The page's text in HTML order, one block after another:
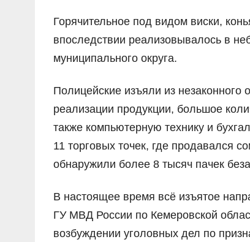
Горячительное под видом виски,
впоследствии реализовывалось в
муниципального округа.
Полицейские изъяли из
реализации продукции, большое
также компьютерную технику и
11 торговых точек, где продавался
обнаружили более 8 тысяч пачек
В настоящее время всё изъятое
ГУ МВД России по Кемеровской
возбуждении уголовных дел по